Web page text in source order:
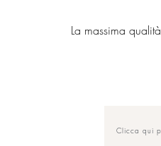
La massima
Clicca qui